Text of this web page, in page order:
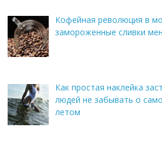
Кофейная революция в
замороженные сливки
Как простая наклейка
людей не забывать о
летом